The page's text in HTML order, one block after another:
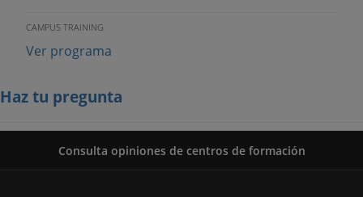
CAMPUS TRAINING
Ver programa
Haz tu pregunta
Consulta opiniones de centros de formación